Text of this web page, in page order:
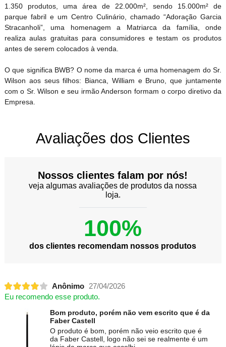
1.350 produtos, uma área de 22.000m², sendo 15.000m² de
parque fabril e um Centro Culinário, chamado “Adoração Garcia
Stracanholi”, uma homenagem a Matriarca da família, onde
realiza aulas gratuitas para consumidores e testam os produtos
antes de serem colocados à venda.
O que significa BWB? O nome da marca é uma homenagem do Sr.
Wilson aos seus filhos: Bianca, William e Bruno, que juntamente
com o Sr. Wilson e seu irmão Anderson formam o corpo diretivo da
Empresa.
Avaliações dos Clientes
Nossos clientes falam por nós!
veja algumas avaliações de produtos da nossa
loja.
100%
dos clientes recomendam nossos produtos
Anônimo
27/04/2026
Eu recomendo esse produto.
Bom produto, porém não vem escrito que é da
Faber Castell
O produto é bom, porém não veio escrito que é
da Faber Castell, logo não sei se realmente é um